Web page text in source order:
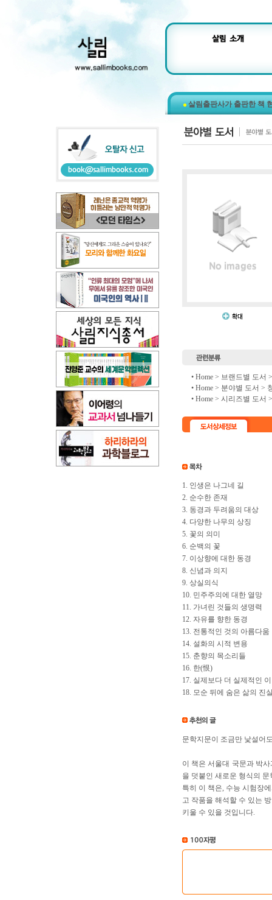
살림출판사가 출판한 책
• Home > 브랜드별 도서
• Home > 분야별 도서 >
• Home > 시리즈별 도서
1. 인생은 나그네 길
2. 순수한 존재
3. 동경과 두려움의 대상
4. 다양한 나무의 상징
5. 꽃의 의미
6. 순백의 꽃
7. 이상향에 대한 동경
8. 신념과 의지
9. 상실의식
10. 민주주의에 대한 열망
11. 가녀린 것들의 생명력
12. 자유를 향한 동경
13. 전통적인 것의 아름다움
14. 설화의 시적 변용
15. 춘향의 목소리들
16. 한(恨)
17. 실제보다 더 실제적인
18. 모순 뒤에 숨은 삶의 진
문학지문이 조금만 낯설어
이 책은 서울대 국문과 박
을 덧붙인 새로운 형식의
특히 이 책은, 수능 시험장
고 작품을 해석할 수 있는
키울 수 있을 것입니다.